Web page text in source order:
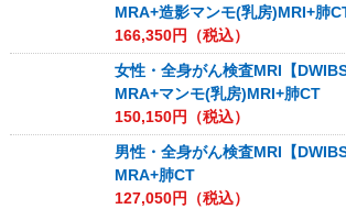
MRA+造影マンモ(乳房)MRI+肺
166,350円（税込）
女性・全身がん検査MRI【
MRA+マンモ(乳房)MRI+肺CT
150,150円（税込）
男性・全身がん検査MRI【
MRA+肺CT
127,050円（税込）